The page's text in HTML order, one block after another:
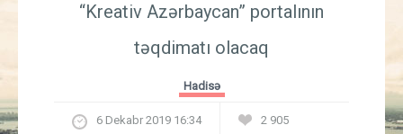
İqtisadiyyat
“Kreativ Azərbaycan” portalının
təqdimatı olacaq
Hadisə
6 Dekabr 2019 16:34 2 905